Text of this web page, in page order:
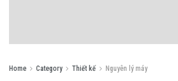
Home Category Thiết kế Nguyên lý máy